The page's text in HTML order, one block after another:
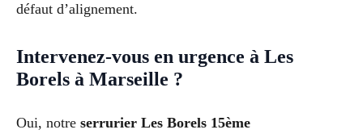
défaut d’alignement.
Intervenez-vous en urgence à Les
Borels à Marseille ?
Oui, notre serrurier Les Borels 15ème